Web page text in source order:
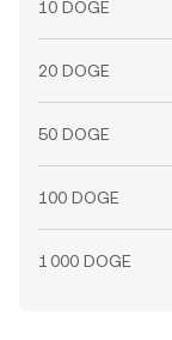
10 DOGE
20 DOGE
50 DOGE
100 DOGE
1 000 DOGE